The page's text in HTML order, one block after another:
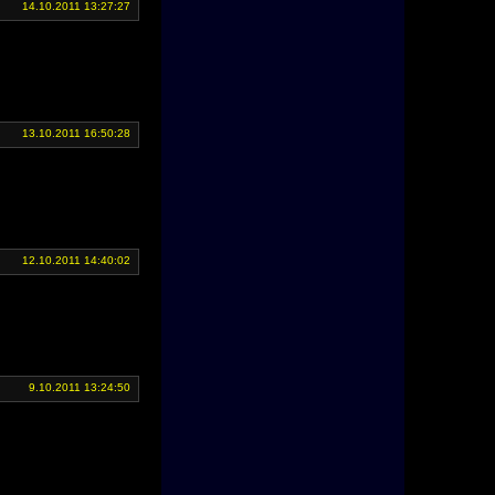
14.10.2011 13:27:27
13.10.2011 16:50:28
12.10.2011 14:40:02
9.10.2011 13:24:50